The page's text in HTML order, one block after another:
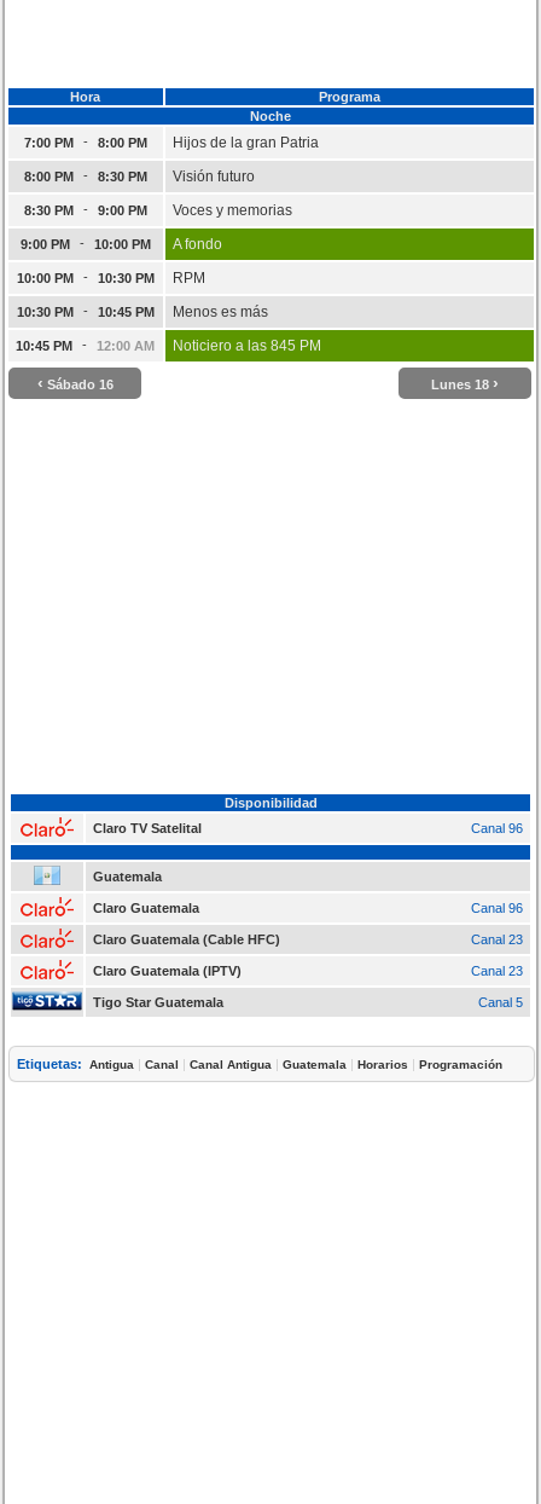
Hora
Programa
Noche
7:00 PM
- 8:00 PM Hijos de la gran Patria
8:00 PM - 8:30 PM Visión futuro
8:30 PM - 9:00 PM Voces y memorias
9:00 PM - 10:00 PM A fondo
10:00 PM - 10:30 PM RPM
10:30 PM - 10:45 PM Menos es más
10:45 PM - 12:00 AM Noticiero a las 845 PM
‹ Sábado 16 Lunes 18 ›
Disponibilidad
Claro TV Satelital
Canal 96
Guatemala
Claro Guatemala Canal 96
Claro Guatemala (Cable HFC) Canal 23
Claro Guatemala (IPTV) Canal 23
Tigo Star Guatemala Canal 5
Etiquetas: Antigua |Canal |Canal Antigua |Guatemala |Horarios |Programación